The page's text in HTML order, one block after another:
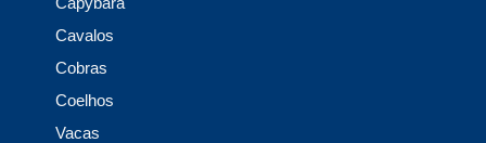
Cavalos
Cobras
Coelhos
Vacas